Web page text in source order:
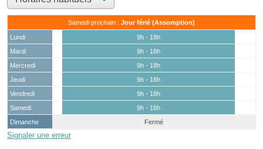
Samedi prochain : Jour férié (Assomption)
Lundi
9h - 18h
Mardi
9h - 18h
Mercredi
9h - 18h
Jeudi
9h - 18h
Vendredi
9h - 18h
Samedi
9h - 18h
Dimanche
Fermé
Signaler une erreur